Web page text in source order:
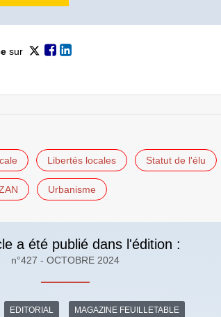
sur
Libertés locales Statut de l'élu
Urbanisme
a été publié dans l'édition :
n°427 - OCTOBRE 2024
EDITORIAL MAGAZINE FEUILLETABLE